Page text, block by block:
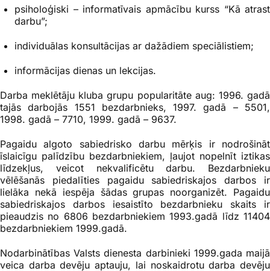
psiholoģiski – informatīvais apmācību kurss “Kā atrast
darbu”;
individuālas konsultācijas ar dažādiem speciālistiem;
informācijas dienas un lekcijas.
Darba meklētāju kluba grupu popularitāte aug: 1996. gadā
tajās darbojās 1551 bezdarbnieks, 1997. gadā – 5501,
1998. gadā – 7710, 1999. gadā – 9637.
Pagaidu algoto sabiedrisko darbu mērķis ir nodrošināt
īslaicīgu palīdzību bezdarbniekiem, ļaujot nopelnīt iztikas
līdzekļus, veicot nekvalificētu darbu. Bezdarbnieku
vēlēšanās piedalīties pagaidu sabiedriskajos darbos ir
lielāka nekā iespēja šādas grupas noorganizēt. Pagaidu
sabiedriskajos darbos iesaistīto bezdarbnieku skaits ir
pieaudzis no 6806 bezdarbniekiem 1993.gadā līdz 11404
bezdarbniekiem 1999.gadā.
Nodarbinātības Valsts dienesta darbinieki 1999.gada maijā
veica darba devēju aptauju, lai noskaidrotu darba devēju